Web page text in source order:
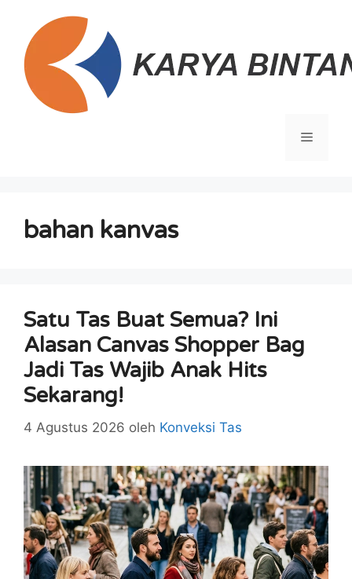
Menu
bahan kanvas
Satu Tas Buat Semua? Ini
Alasan Canvas Shopper Bag
Jadi Tas Wajib Anak Hits
Sekarang!
4 Agustus 2026 oleh Konveksi Tas